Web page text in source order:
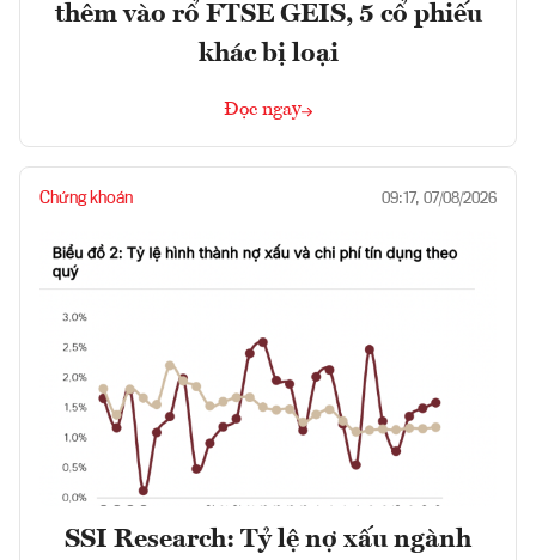
thêm vào rổ FTSE GEIS, 5 cổ phiếu
khác bị loại
Đọc ngay
Chứng khoán 09:17, 07/08/2026
SSI Research: Tỷ lệ nợ xấu ngành